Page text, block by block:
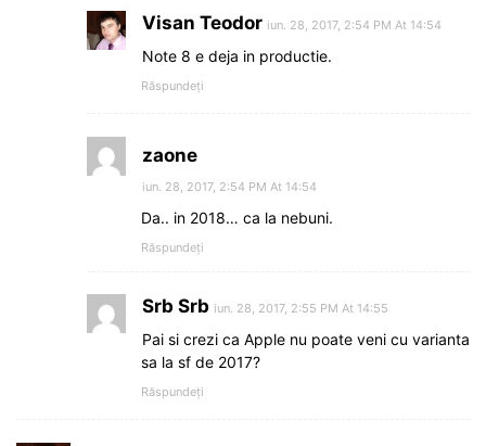
Visan Teodor iun. 28, 2017, 2:54 PM At 14:54
Note 8 e deja in productie.
Răspundeți
zaone
iun. 28, 2017, 2:54 PM At 14:54
Da.. in 2018… ca la nebuni.
Răspundeți
Srb Srb iun. 28, 2017, 2:55 PM At 14:55
Pai si crezi ca Apple nu poate veni cu varianta
sa la sf de 2017?
Răspundeți